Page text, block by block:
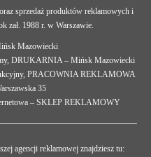
sprzedaż produktów reklamowych i
zał. 1988 r. w Warszawie.
Mazowiecki
DRUKARNIA – Mińsk Mazowiecki
PRACOWNIA REKLAMOWA
35
– SKLEP REKLAMOWY
agencji reklamowej znajdziesz tu: